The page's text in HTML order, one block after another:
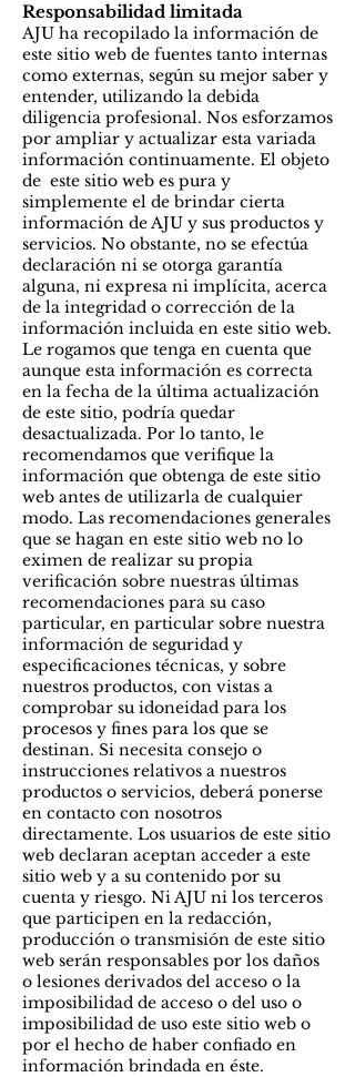
Responsabilidad limitada
AJU ha recopilado la información de
este sitio web de fuentes tanto internas
como externas, según su mejor saber y
entender, utilizando la debida
diligencia profesional. Nos esforzamos
por ampliar y actualizar esta variada
información continuamente. El objeto
de este sitio web es pura y
simplemente el de brindar cierta
información de AJU y sus productos y
servicios. No obstante, no se efectúa
declaración ni se otorga garantía
alguna, ni expresa ni implícita, acerca
de la integridad o corrección de la
información incluida en este sitio web.
Le rogamos que tenga en cuenta que
aunque esta información es correcta
en la fecha de la última actualización
de este sitio, podría quedar
desactualizada. Por lo tanto, le
recomendamos que verifique la
información que obtenga de este sitio
web antes de utilizarla de cualquier
modo. Las recomendaciones generales
que se hagan en este sitio web no lo
eximen de realizar su propia
verificación sobre nuestras últimas
recomendaciones para su caso
particular, en particular sobre nuestra
información de seguridad y
especificaciones técnicas, y sobre
nuestros productos, con vistas a
comprobar su idoneidad para los
procesos y fines para los que se
destinan. Si necesita consejo o
instrucciones relativos a nuestros
productos o servicios, deberá ponerse
en contacto con nosotros
directamente. Los usuarios de este sitio
web declaran aceptan acceder a este
sitio web y a su contenido por su
cuenta y riesgo. Ni AJU ni los terceros
que participen en la redacción,
producción o transmisión de este sitio
web serán responsables por los daños
o lesiones derivados del acceso o la
imposibilidad de acceso o del uso o
imposibilidad de uso este sitio web o
por el hecho de haber confiado en
información brindada en éste.